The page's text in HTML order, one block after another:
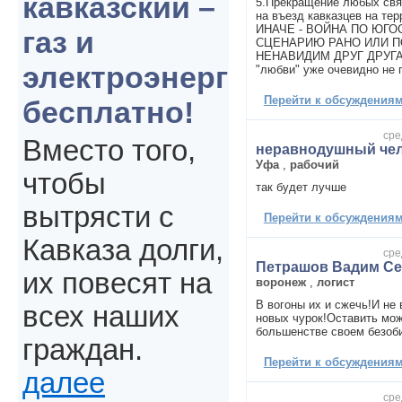
на въезд кавказцев на
ИНАЧЕ - ВОЙНА ПО
СЦЕНАРИЮ РАНО ИЛИ
НЕНАВИДИМ ДРУГ
"любви" уже очевидно не
Перейти к
неравнодушный
Уфа
рабочий
так будет лучше
Перейти к
Петрашов Вадим
воронеж
логист
В вогоны их и сжечь!И не
новых чурок!Оставить
большенстве своем
Перейти к
кавказский –
газ и
электроэнергия
бесплатно!
Вместо того,
чтобы
вытрясти с
Кавказа долги,
их повесят на
всех наших
граждан.
далее